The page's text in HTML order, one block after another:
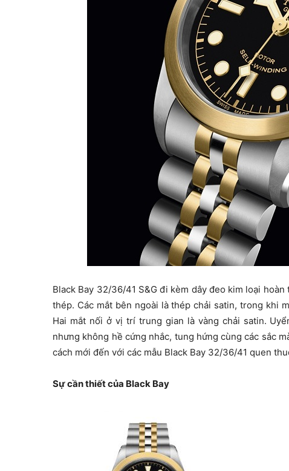
Black Bay 32/36/41 S&G đi kèm dây đeo kim loại
thép. Các mắt bên ngoài là thép chải satin, trong khi
Hai mắt nối ở vị trí trung gian là vàng chải satin.
nhưng không hề cứng nhắc, tung hứng cùng các sắc
cách mới đến với các mẫu Black Bay 32/36/41 quen
Sự cần thiết của Black Bay